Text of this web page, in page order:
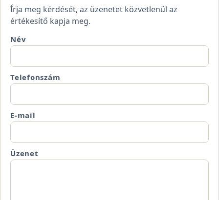
Írja meg kérdését, az üzenetet közvetlenül az
értékesítő kapja meg.
Név
Telefonszám
E-mail
Üzenet